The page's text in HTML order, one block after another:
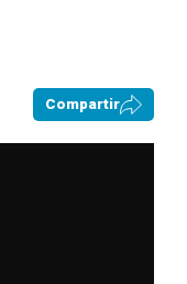
Compartir